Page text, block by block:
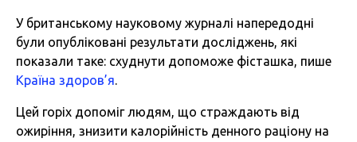
У британському науковому журналі напередодні
були опубліковані результати досліджень, які
показали таке: схуднути допоможе фісташка, пише
Країна здоров’я.
Цей горіх допоміг людям, що страждають від
ожиріння, знизити калорійність денного раціону на